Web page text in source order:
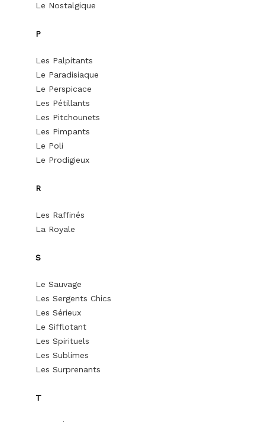
Le Nostalgique
P
Les Palpitants
Le Paradisiaque
Le Perspicace
Les Pétillants
Les Pitchounets
Les Pimpants
Le Poli
Le Prodigieux
R
Les Raffinés
La Royale
S
Le Sauvage
Les Sergents Chics
Les Sérieux
Le Sifflotant
Les Spirituels
Les Sublimes
Les Surprenants
T